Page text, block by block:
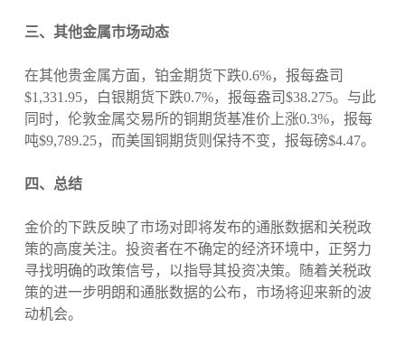
三、其他金属市场动态
在其他贵金属方面，铂金期货下跌0.6%，报每盎司
$1,331.95，白银期货下跌0.7%，报每盎司$38.275。与此
同时，伦敦金属交易所的铜期货基准价上涨0.3%，报每
吨$9,789.25，而美国铜期货则保持不变，报每磅$4.47。
四、总结
金价的下跌反映了市场对即将发布的通胀数据和关税政
策的高度关注。投资者在不确定的经济环境中，正努力
寻找明确的政策信号，以指导其投资决策。随着关税政
策的进一步明朗和通胀数据的公布，市场将迎来新的波
动机会。